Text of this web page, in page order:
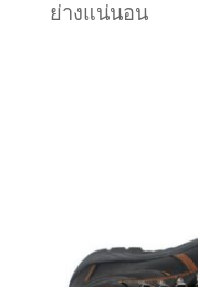
ย่างแน่นอน